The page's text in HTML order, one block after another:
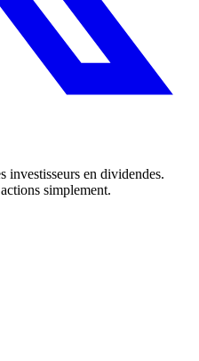
investisseurs en dividendes.
simplement.